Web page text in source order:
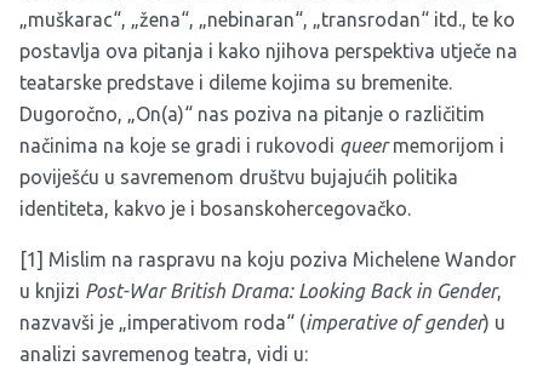
„muškarac“, „žena“, „nebinaran“, „transrodan“ itd., te ko
postavlja ova pitanja i kako njihova perspektiva utječe na
teatarske predstave i dileme kojima su bremenite.
Dugoročno, „On(a)“ nas poziva na pitanje o različitim
načinima na koje se gradi i rukovodi queermemorijom i
poviješću u savremenom društvu bujajućih politika
identiteta, kakvo je i bosanskohercegovačko.
[1] Mislim na raspravu na koju poziva Michelene Wandor
u knjizi Post-War British Drama: Looking Back in Gender,
nazvavši je „imperativom roda“ (imperative of gender) u
analizi savremenog teatra, vidi u: